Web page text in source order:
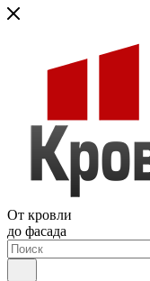
От кровли
до фасада